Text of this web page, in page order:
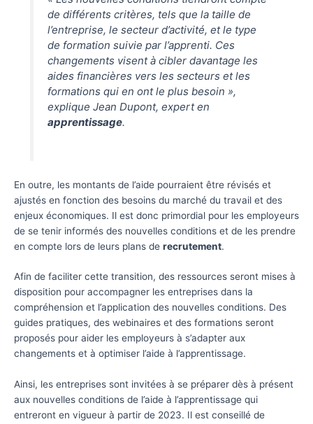
de différents critères, tels que la taille de
l’entreprise, le secteur d’activité, et le type
de formation suivie par l’apprenti. Ces
changements visent à cibler davantage les
aides financières vers les secteurs et les
formations qui en ont le plus besoin »,
explique Jean Dupont, expert en
apprentissage.
En outre, les montants de l’aide pourraient être révisés et
ajustés en fonction des besoins du marché du travail et des
enjeux économiques. Il est donc primordial pour les employeurs
de se tenir informés des nouvelles conditions et de les prendre
en compte lors de leurs plans de recrutement.
Afin de faciliter cette transition, des ressources seront mises à
disposition pour accompagner les entreprises dans la
compréhension et l’application des nouvelles conditions. Des
guides pratiques, des webinaires et des formations seront
proposés pour aider les employeurs à s’adapter aux
changements et à optimiser l’aide à l’apprentissage.
Ainsi, les entreprises sont invitées à se préparer dès à présent
aux nouvelles conditions de l’aide à l’apprentissage qui
entreront en vigueur à partir de 2023. Il est conseillé de